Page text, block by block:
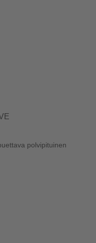
polvipituinen